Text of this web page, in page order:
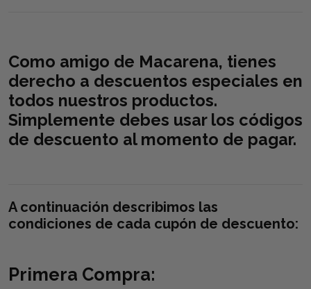
Como amigo de Macarena, tienes
derecho a descuentos especiales en
todos nuestros productos.
Simplemente debes usar los códigos
de descuento al momento de pagar.
A continuación describimos las
condiciones de cada cupón de descuento:
Primera Compra: